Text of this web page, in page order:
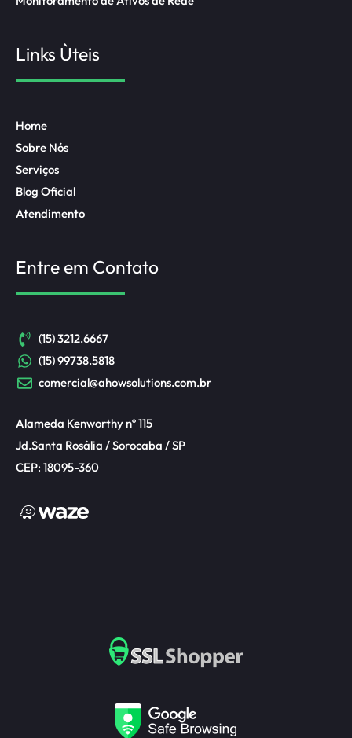
Links Ùteis
Home
Sobre Nós
Serviços
Blog Oficial
Atendimento
Entre em Contato
(15) 3212.6667
(15) 99738.5818
comercial@ahowsolutions.com.br
Alameda Kenworthy nº 115
Jd.Santa Rosália / Sorocaba / SP
CEP: 18095-360